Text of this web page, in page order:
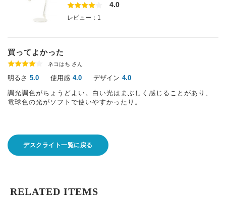
4.0
レビュー：1
買ってよかった
ネコはち さん
明るさ 5.0 使用感 4.0 デザイン 4.0
調光調色がちょうどよい。白い光はまぶしく感じることがあり、
電球色の光がソフトで使いやすかったり。
デスクライト一覧に戻る
RELATED ITEMS